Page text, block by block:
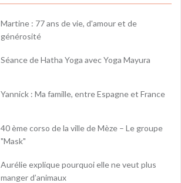
Martine : 77 ans de vie, d'amour et de
générosité
Séance de Hatha Yoga avec Yoga Mayura
Yannick : Ma famille, entre Espagne et France
40 ème corso de la ville de Mèze – Le groupe
"Mask"
Aurélie explique pourquoi elle ne veut plus
manger d’animaux